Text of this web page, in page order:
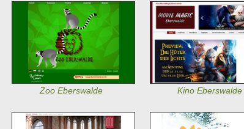
Zoo Eberswalde Kino Eberswalde